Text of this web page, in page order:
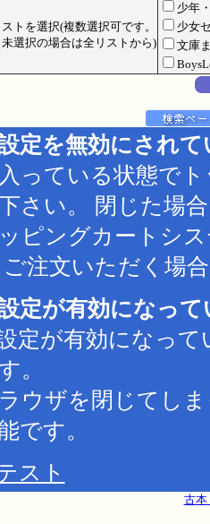
ストを選択(複数選択可です。
未選択の場合は全リストから)
少年
少女
文庫
定を無効にされ
っている状態で
さい。 閉じた場
ピングカートシ
注文いただく場
定が有効になっ
定が有効になっ
。
ウザを閉じてし
です。
スト
古本